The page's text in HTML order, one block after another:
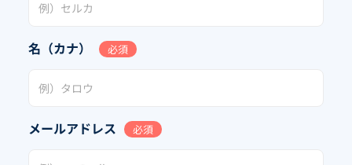
名（カナ） 必須
メールアドレス 必須